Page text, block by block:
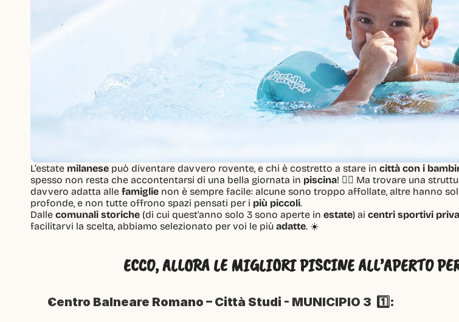
L’estate milanese può diventare davvero rovente, e chi è costretto a stare in città con i
spesso non resta che accontentarsi di una bella giornata in piscina! 🏊‍♂️ Ma trovare una
davvero adatta alle famiglie non è sempre facile: alcune sono troppo affollate, altre hanno
profonde, e non tutte offrono spazi pensati per i più piccoli.
Dalle comunali storiche (di cui quest'anno solo 3 sono aperte in estate) ai centri sportivi
facilitarvi la scelta, abbiamo selezionato per voi le più adatte. ☀️
ECCO, ALLORA LE MIGLIORI PISCINE ALL’APERTO
Centro Balneare Romano – Città Studi - MUNICIPIO 3  1️⃣: